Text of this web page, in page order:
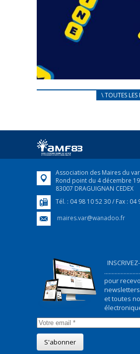
CARNET D’ACCUEIL
Afin d’accompagner au mieux
FEUILLETER
\ TOUTES
Association des Maires du var
Rond point du 4 décembre
83007 DRAGUIGNAN CEDEX
Tél. : 04 98 10 52 30 / Fax : 04
maires.var@wanadoo.fr
pour
newsletters
et toutes